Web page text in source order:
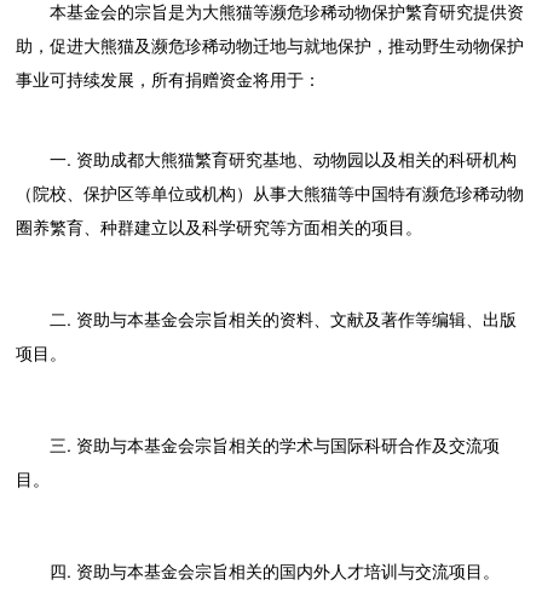
本基金会的宗旨是为大熊猫等濒危珍稀动物保护繁育研究提供资
助，促进大熊猫及濒危珍稀动物迁地与就地保护，推动野生动物保护
事业可持续发展，所有捐赠资金将用于：
一. 资助成都大熊猫繁育研究基地、动物园以及相关的科研机构
（院校、保护区等单位或机构）从事大熊猫等中国特有濒危珍稀动物
圈养繁育、种群建立以及科学研究等方面相关的项目。
二. 资助与本基金会宗旨相关的资料、文献及著作等编辑、出版
项目。
三. 资助与本基金会宗旨相关的学术与国际科研合作及交流项
目。
四. 资助与本基金会宗旨相关的国内外人才培训与交流项目。